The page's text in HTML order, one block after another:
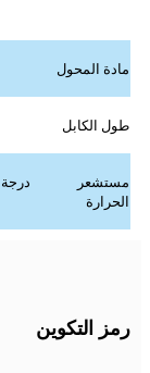
مادة المحول
طول الكابل
مستشعر درجة
الحرارة
رمز التكوين